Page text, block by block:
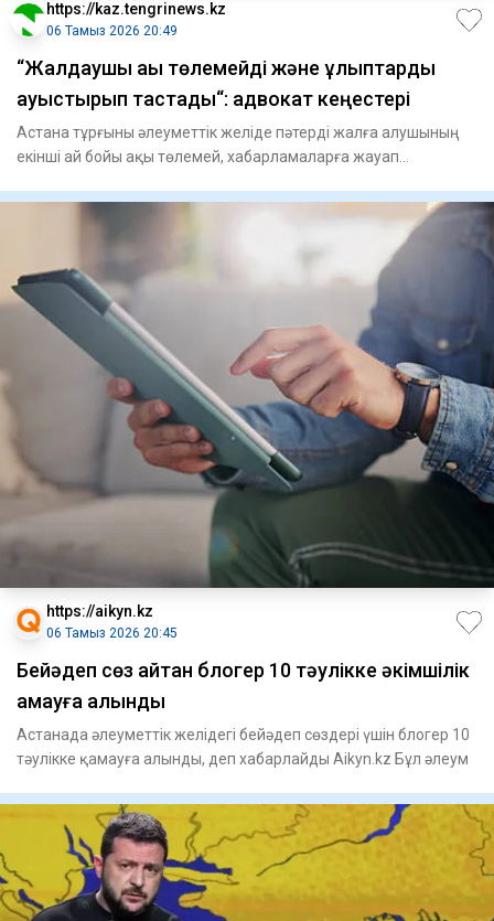
https://kaz.tengrinews.kz
06 Тамыз 2026 20:49
“Жалдаушы ақы төлемейді және құлыптарды
ауыстырып тастады“: адвокат кеңестері
Астана тұрғыны әлеуметтік желіде пәтерді жалға алушының
екінші ай бойы ақы төлемей, хабарламаларға жауап
https://aikyn.kz
06 Тамыз 2026 20:45
Бейәдеп сөз айтқан блогер 10 тәулікке әкімшілік
қамауға алынды
Астанада әлеуметтік желідегі бейәдеп сөздері үшін блогер 10
тәулікке қамауға алынды, деп хабарлайды Aikyn.kz Бұл әлеум